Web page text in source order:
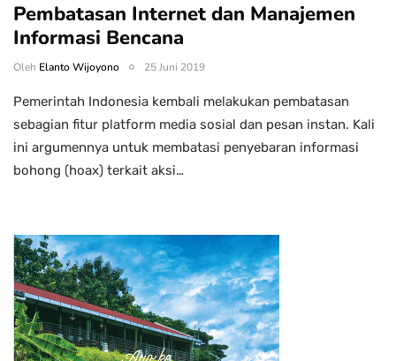
Pembatasan Internet dan Manajemen
Informasi Bencana
Oleh Elanto Wijoyono 25 Juni 2019
Pemerintah Indonesia kembali melakukan pembatasan
sebagian fitur platform media sosial dan pesan instan. Kali
ini argumennya untuk membatasi penyebaran informasi
bohong (hoax) terkait aksi…